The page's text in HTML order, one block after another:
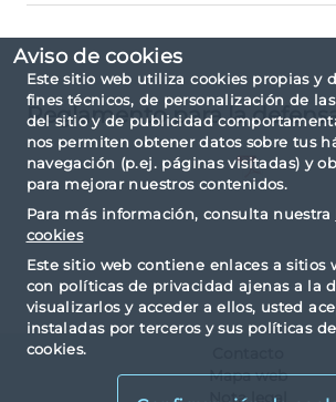
Aviso de cookies
Este sitio web utiliza cookies propias y
fines técnicos, de personalización de
del sitio y de publicidad
nos permiten obtener datos sobre tus
navegación (p.ej. páginas visitadas) y
para mejorar nuestros contenidos.
Para más información, consulta nuestra
cookies
Este sitio web contiene enlaces a sitios
con políticas de privacidad ajenas a la
visualizarlos y acceder a ellos, usted
instaladas por terceros y sus políticas
cookies.
Reglamento para la
Mapa web
Nota legal